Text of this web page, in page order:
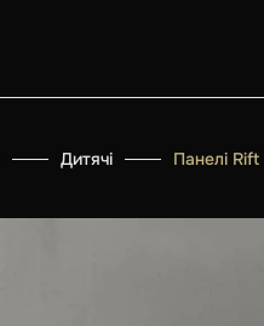
Дитячі Панелі Rift